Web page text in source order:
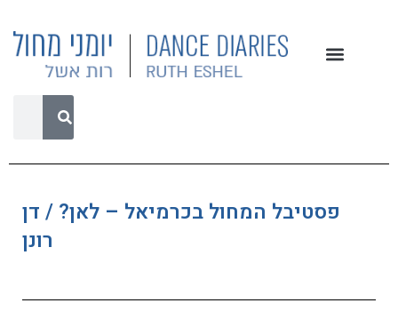
פסטיבל המחול בכרמיאל – לאן? / דן
רונן